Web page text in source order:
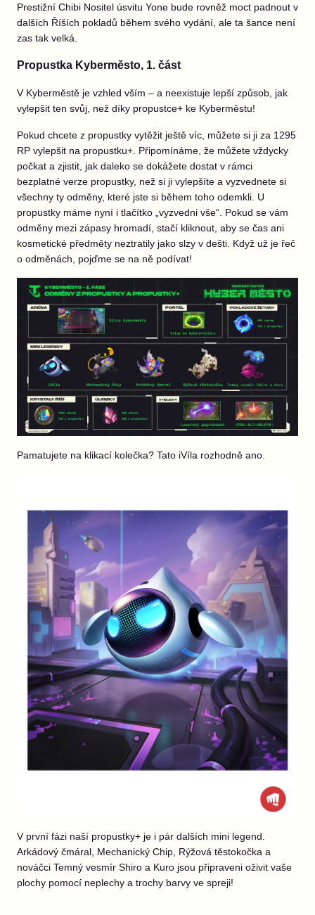
Prestižní Chibi Nositel úsvitu Yone bude rovněž moct padnout v
dalších Říších pokladů během svého vydání, ale ta šance není
zas tak velká.
Propustka Kyberměsto, 1. část
V Kyberměstě je vzhled vším – a neexistuje lepší způsob, jak
vylepšit ten svůj, než díky propustce+ ke Kyberměstu!
Pokud chcete z propustky vytěžit ještě víc, můžete si ji za 1295
RP vylepšit na propustku+. Připomínáme, že můžete vždycky
počkat a zjistit, jak daleko se dokážete dostat v rámci
bezplatné verze propustky, než si ji vylepšíte a vyzvednete si
všechny ty odměny, které jste si během toho odemkli. U
propustky máme nyní i tlačítko „vyzvedni vše“. Pokud se vám
odměny mezi zápasy hromadí, stačí kliknout, aby se čas ani
kosmetické předměty neztratily jako slzy v dešti. Když už je řeč
o odměnách, pojďme se na ně podívat!
Pamatujete na klikací kolečka? Tato iVíla rozhodně ano.
V první fázi naší propustky+ je i pár dalších mini legend.
Arkádový čmáral, Mechanický Chip, Rýžová těstokočka a
nováčci Temný vesmír Shiro a Kuro jsou připraveni oživit vaše
plochy pomocí neplechy a trochy barvy ve spreji!